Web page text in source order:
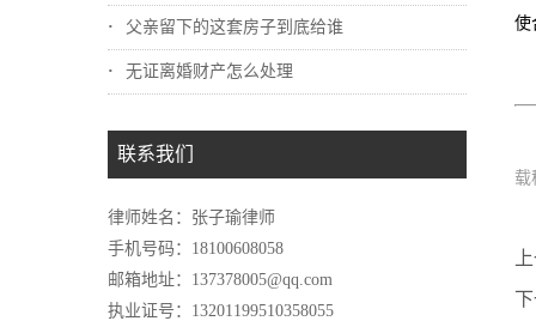
父亲留下的这套房子到底给谁
无证离婚财产怎么处理
联系我们
律师姓名：张子瑜律师
手机号码：18100608058
邮箱地址：137378005@qq.com
执业证号：13201199510358055
使
载